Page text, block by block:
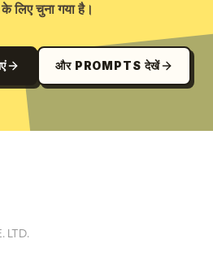
लिए चुना गया है।
और PROMPTS देखें
LTD.